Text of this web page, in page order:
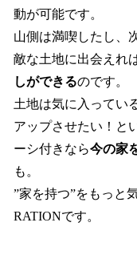
動が可能です。
山側は満喫したし、
敵な土地に出会えれ
しができるのです。
土地は気に入ってい
アップさせたい！と
ーシ付きなら今の家
も。
”家を持つ”をもっと
RATIONです。